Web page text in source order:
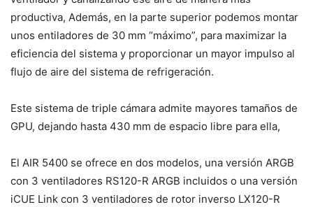
productiva, Además, en la parte superior podemos montar
unos entiladores de 30 mm “máximo”, para maximizar la
eficiencia del sistema y proporcionar un mayor impulso al
flujo de aire del sistema de refrigeración.
Este sistema de triple cámara admite mayores tamaños de
GPU, dejando hasta 430 mm de espacio libre para ella,
El AIR 5400 se ofrece en dos modelos, una versión ARGB
con 3 ventiladores RS120-R ARGB incluidos o una versión
iCUE Link con 3 ventiladores de rotor inverso LX120-R